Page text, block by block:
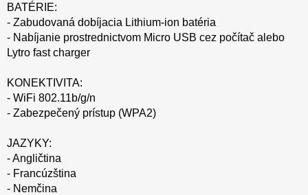
BATÉRIE:
- Zabudovaná dobíjacia Lithium-ion batéria
- Nabíjanie prostrednictvom Micro USB cez počítač alebo
Lytro fast charger
KONEKTIVITA:
- WiFi 802.11b/g/n
- Zabezpečený prístup (WPA2)
JAZYKY:
- Angličtina
- Francúzština
- Nemčina